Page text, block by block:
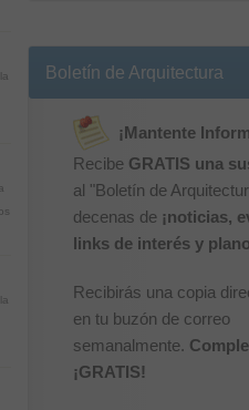
Boletín de Arquitectura
¡Mantente
Recibe GRATIS una
al "Boletín de
decenas de ¡noticias,
links de interés y
Recibirás una copia
en tu buzón de correo
semanalmente.
¡GRATIS!